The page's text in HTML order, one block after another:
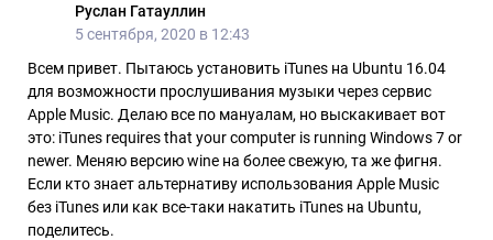
Руслан Гатауллин
5 сентября, 2020 в 12:43
Всем привет. Пытаюсь установить iTunes на Ubuntu 16.04
для возможности прослушивания музыки через сервис
Apple Music. Делаю все по мануалам, но выскакивает вот
это: iTunes requires that your computer is running Windows 7 or
newer. Меняю версию wine на более свежую, та же фигня.
Если кто знает альтернативу использования Apple Music
без iTunes или как все-таки накатить iTunes на Ubuntu,
поделитесь.